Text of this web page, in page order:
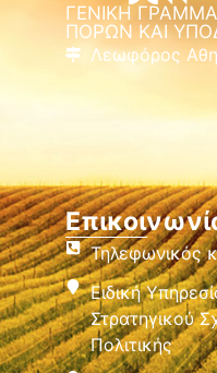
ΓΕΝΙΚΗ
ΠΟΡΩΝ ΚΑΙ
Λεωφόρος
Τηλεφωνικός
Ειδική
Στρατηγικού
Πολιτικής